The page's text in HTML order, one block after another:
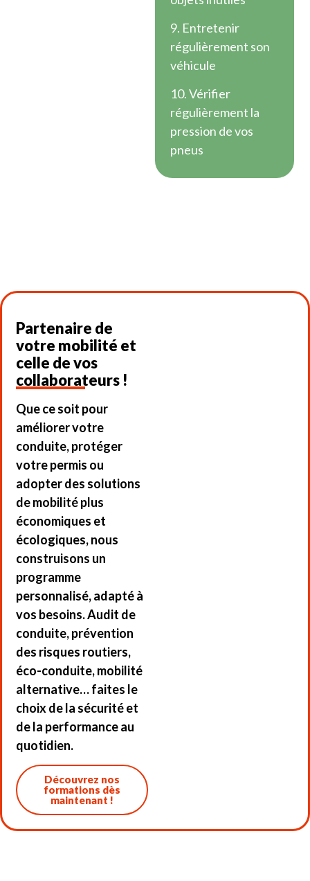
9. Entretenir
régulièrement son
véhicule
10. Vérifier
régulièrement la
pression de vos
pneus
Partenaire de
votre mobilité et
celle de vos
collaborateurs !
Que ce soit pour
améliorer votre
conduite, protéger
votre permis ou
adopter des solutions
de mobilité plus
économiques et
écologiques, nous
construisons un
programme
personnalisé, adapté à
vos besoins. Audit de
conduite, prévention
des risques routiers,
éco-conduite, mobilité
alternative… faites le
choix de la sécurité et
de la performance au
quotidien.
Découvrez nos
formations dès
maintenant !